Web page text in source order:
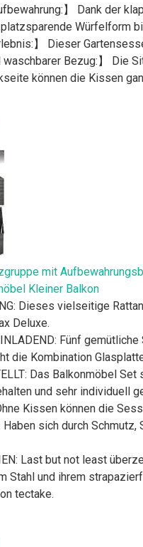
】 Dank der
Würfelform
】 Dieser
waschbarer Bezug:】 Die
können die Kissen
mit
Kleiner Balkon
Dieses vielseitige
Deluxe.
Fünf
die Kombination
Das Balkonmöbel
und sehr individuell
Kissen können die
sich durch
Last but not least
Stahl und ihrem
tectake.